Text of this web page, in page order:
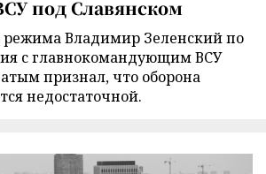
под Славянском
режима Владимир Зеленский по
с главнокомандующим ВСУ
признал, что оборона
недостаточной.